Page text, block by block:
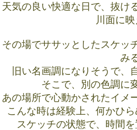
天気の良い快適な日で、抜け
川面に
その場でササッとしたスケッ
み
旧い名画調になりそうで、
そこで、別の色調に
あの場所で心動かされたイメ
こんな時は経験上、何かひ
スケッチの状態で、時間